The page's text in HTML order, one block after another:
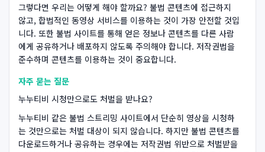
그렇다면 우리는 어떻게 해야 할까요? 불법 콘텐츠에 접근하지
않고, 합법적인 동영상 서비스를 이용하는 것이 가장 안전할 것입
니다. 또한 불법 사이트를 통해 얻은 정보나 콘텐츠를 다른 사람
에게 공유하거나 배포하지 않도록 주의해야 합니다. 저작권법을
준수하며 콘텐츠를 이용하는 것이 중요합니다.
자주 묻는 질문
누누티비 시청만으로도 처벌을 받나요?
누누티비 같은 불법 스트리밍 사이트에서 단순히 영상을 시청하
는 것만으로는 처벌 대상이 되지 않습니다. 하지만 불법 콘텐츠를
다운로드하거나 공유하는 경우에는 저작권법 위반으로 처벌받을